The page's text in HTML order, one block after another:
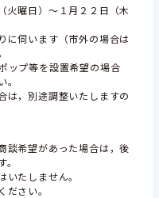
火曜日）～１月２２日（木
伺います（市外の場合は
プ等を設置希望の場合
，別途調整いたしますの
談希望があった場合は，後
たしません。
さい。